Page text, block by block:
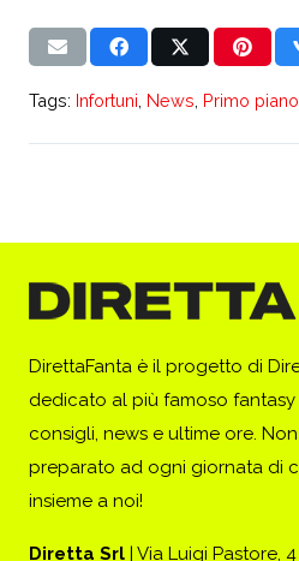
Tags: Infortuni News Primo piano
DirettaFanta è il progetto di
dedicato al più famoso fantasy
consigli, news e ultime ore.
preparato ad ogni giornata di
insieme a noi!
Diretta Srl | Via Luigi Pastore,